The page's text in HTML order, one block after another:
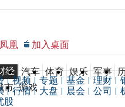
凰
加入桌面
经 汽车 体育 娱乐 军事
市 游戏
视频 专题 基金 理财
行情 大盘 晨会 公司
股